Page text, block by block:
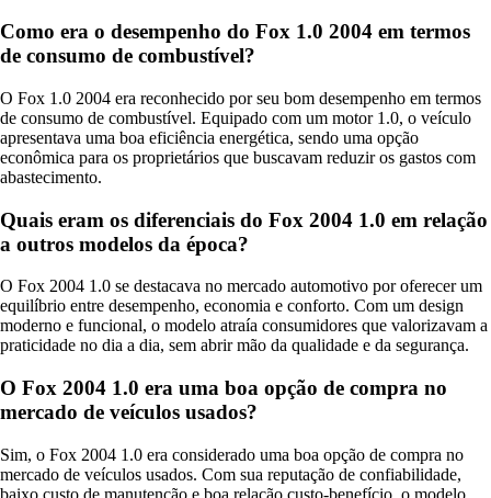
Como era o desempenho do Fox 1.0 2004 em termos
de consumo de combustível?
O Fox 1.0 2004 era reconhecido por seu bom desempenho em termos
de consumo de combustível. Equipado com um motor 1.0, o veículo
apresentava uma boa eficiência energética, sendo uma opção
econômica para os proprietários que buscavam reduzir os gastos com
abastecimento.
Quais eram os diferenciais do Fox 2004 1.0 em relação
a outros modelos da época?
O Fox 2004 1.0 se destacava no mercado automotivo por oferecer um
equilíbrio entre desempenho, economia e conforto. Com um design
moderno e funcional, o modelo atraía consumidores que valorizavam a
praticidade no dia a dia, sem abrir mão da qualidade e da segurança.
O Fox 2004 1.0 era uma boa opção de compra no
mercado de veículos usados?
Sim, o Fox 2004 1.0 era considerado uma boa opção de compra no
mercado de veículos usados. Com sua reputação de confiabilidade,
baixo custo de manutenção e boa relação custo-benefício, o modelo